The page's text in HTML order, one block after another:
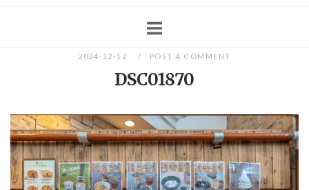
2024-12-12 POST A COMMENT
DSC01870